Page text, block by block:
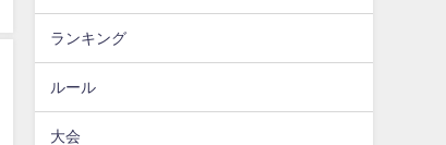
ランキング
ルール
大会